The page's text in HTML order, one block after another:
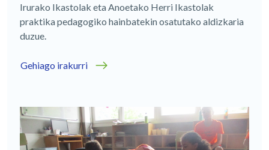
Irurako Ikastolak eta Anoetako Herri Ikastolak
praktika pedagogiko hainbatekin osatutako aldizkaria
duzue.
Gehiago irakurri